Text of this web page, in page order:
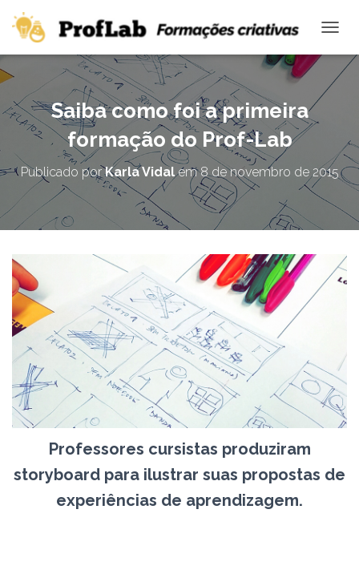
Saiba como foi a primeira
formação do Prof-Lab
Publicado porKarla Vidalem8 de novembro de 2015
Professores cursistas produziram
storyboard para ilustrar suas propostas de
experiências de aprendizagem.